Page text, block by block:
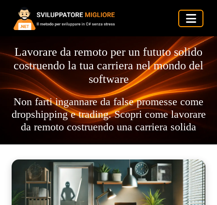
Lavorare da remoto per un fututo solido
costruendo la tua carriera nel mondo del
software
Non farti ingannare da false promesse come
dropshipping e trading. Scopri come lavorare
da remoto costruendo una carriera solida